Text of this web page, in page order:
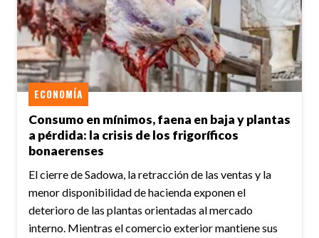
Consumo en mínimos, faena en baja y plantas
a pérdida: la crisis de los frigoríficos
bonaerenses
ECONOMÍA
El cierre de Sadowa, la retracción de las ventas y la
menor disponibilidad de hacienda exponen el
deterioro de las plantas orientadas al mercado
interno. Mientras el comercio exterior mantiene sus